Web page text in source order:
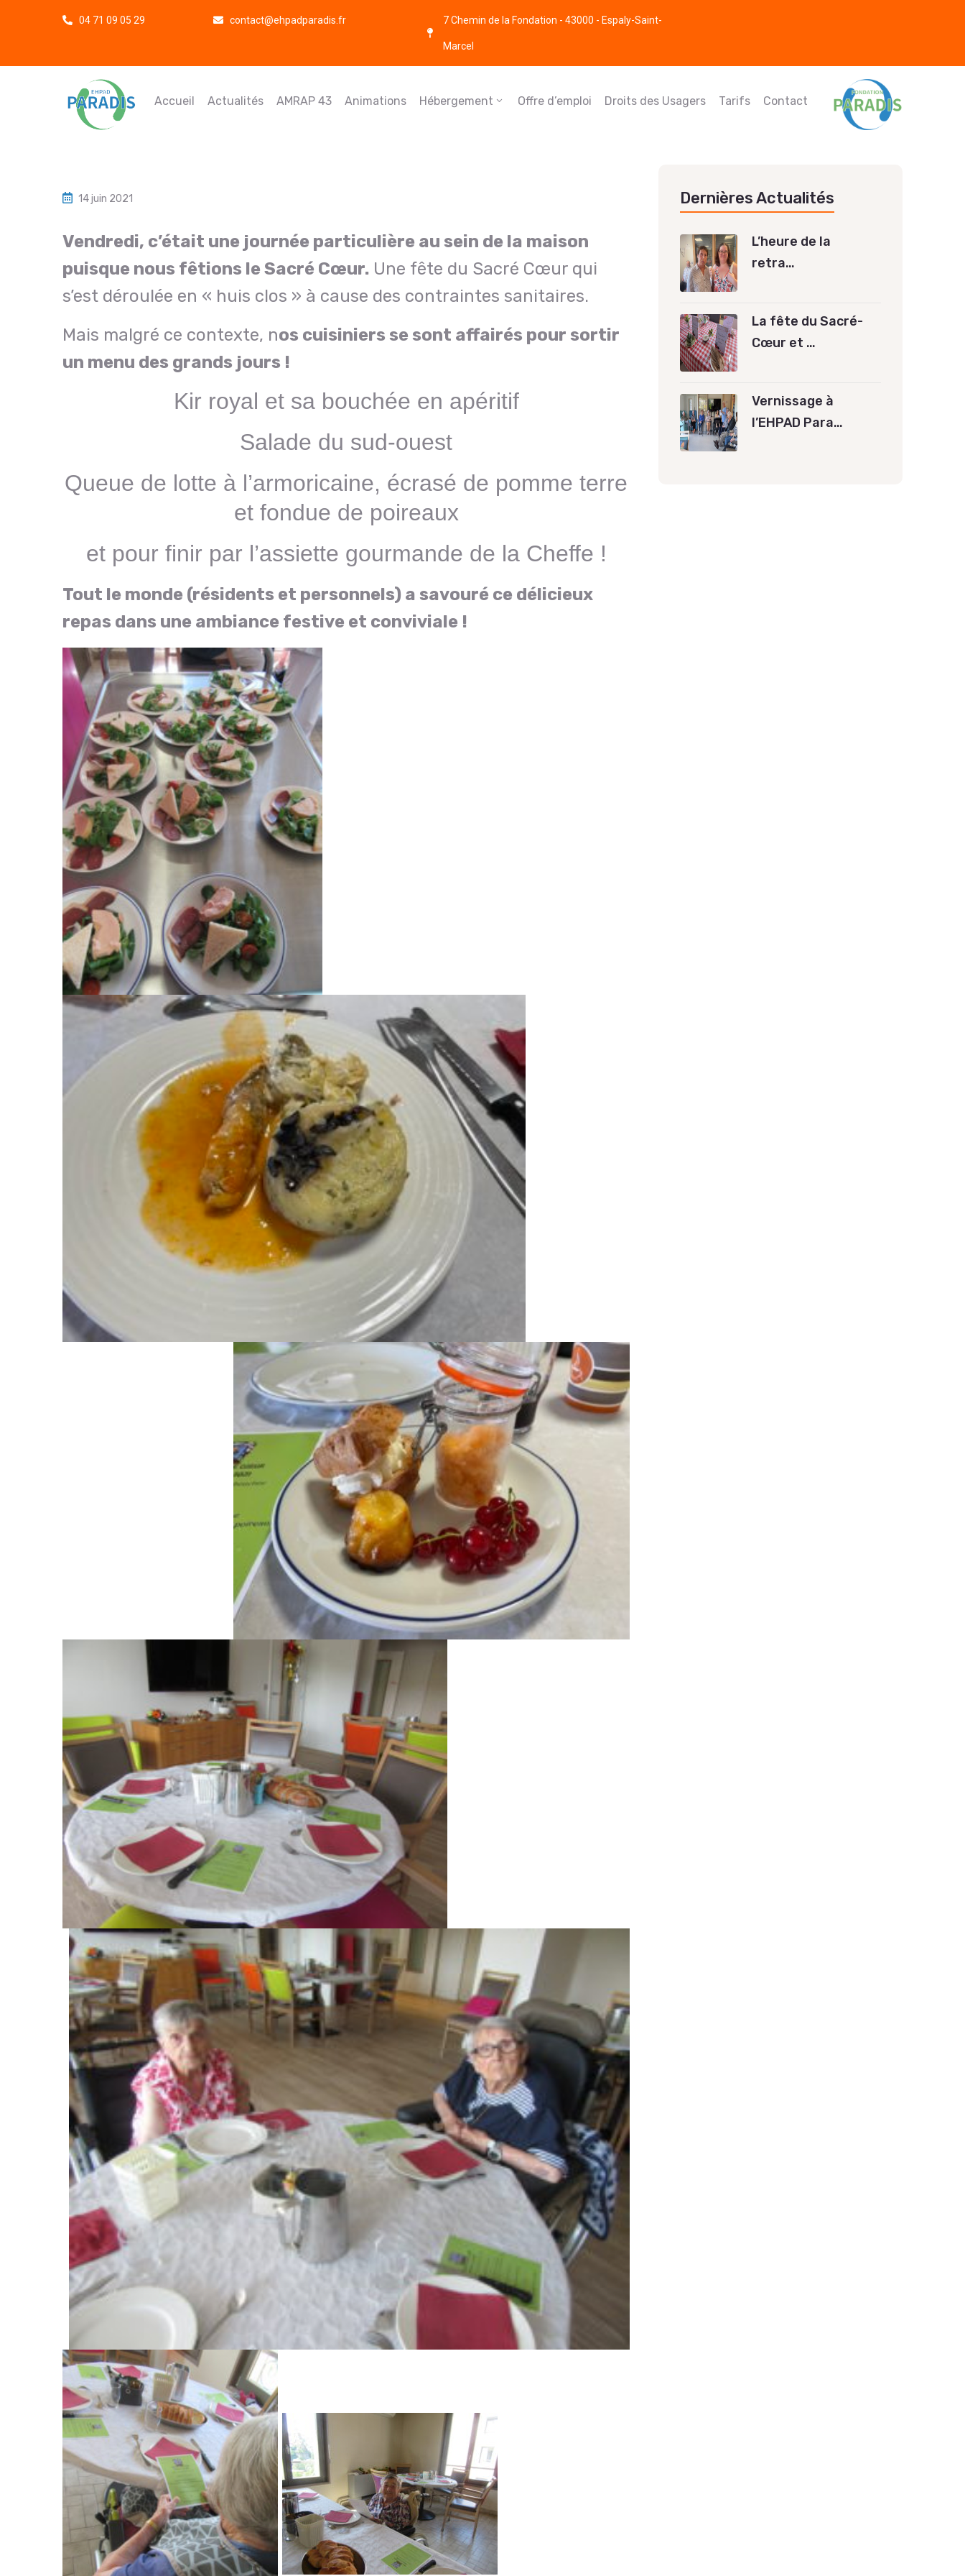
04 71 09 05 29 contact@ehpadparadis.fr 7 Chemin de la Fondation - 43000 - Espaly-Saint-
Marcel
Accueil Actualités AMRAP 43 Animations Hébergement Offre d’emploi Droits des Usagers Tarifs Contact
14 juin 2021
Vendredi, c’était une journée particulière au sein de la maison
puisque nous fêtions le Sacré Cœur. Une fête du Sacré Cœur qui
s’est déroulée en « huis clos » à cause des contraintes sanitaires.
Mais malgré ce contexte, nos cuisiniers se sont affairés pour sortir
un menu des grands jours !
Kir royal et sa bouchée en apéritif
Salade du sud-ouest
Queue de lotte à l’armoricaine, écrasé de pomme terre
et fondue de poireaux
et pour finir par l’assiette gourmande de la Cheffe !
Tout le monde (résidents et personnels) a savouré ce délicieux
repas dans une ambiance festive et conviviale !
Dernières Actualités
L’heure de la
retra…
La fête du Sacré-
Cœur et …
Vernissage à
l’EHPAD Para…